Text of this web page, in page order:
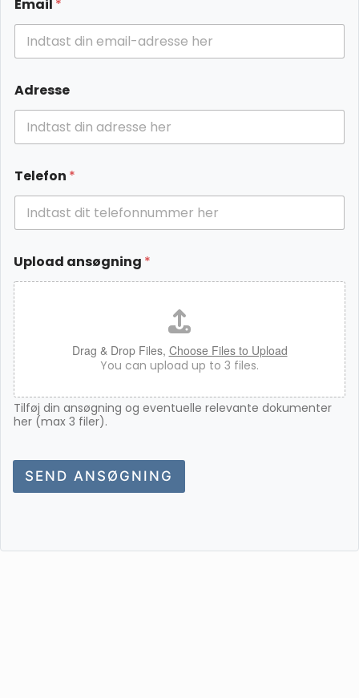
Email *
Adresse
Telefon *
Upload ansøgning *
Drag & Drop Files, Choose Files to Upload
You can upload up to 3 files.
Tilføj din ansøgning og eventuelle relevante dokumenter
her (max 3 filer).
SEND ANSØGNING